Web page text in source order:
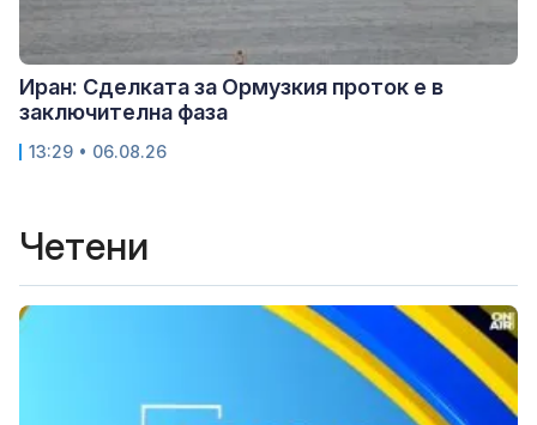
Иран: Сделката за Ормузкия проток е в
заключителна фаза
13:29 • 06.08.26
Четени